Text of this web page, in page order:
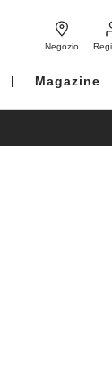
Negozio
Magazine